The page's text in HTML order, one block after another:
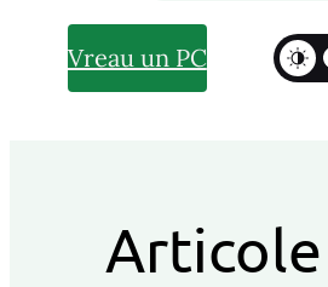
Vreau un PC